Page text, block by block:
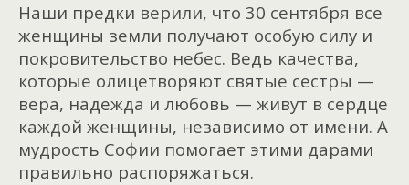
Наши предки верили, что 30 сентября все
женщины земли получают особую силу и
покровительство небес. Ведь качества,
которые олицетворяют святые сестры —
вера, надежда и любовь — живут в сердце
каждой женщины, независимо от имени. А
мудрость Софии помогает этими дарами
правильно распоряжаться.